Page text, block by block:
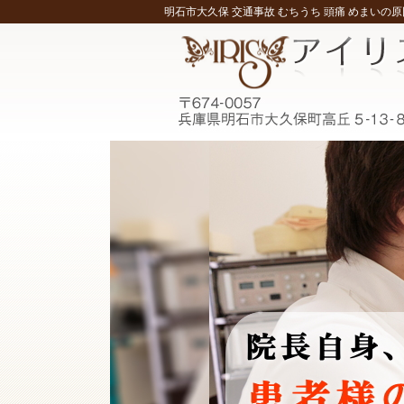
明石市大久保 交通事故 むちうち 頭痛 めまいの